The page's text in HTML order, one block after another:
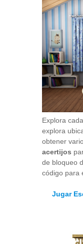
Explora
explora
obtener
acertijos
de bloqueo
código para
Jugar